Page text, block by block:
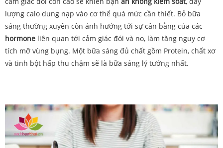
lượng calo dung nạp vào cơ thể quá mức cần thiết. Bỏ bữa
sáng thường xuyên còn ảnh hưởng tới sự cân bằng của các
hormone liên quan tới cảm giác đói và no, làm tăng nguy cơ
tích mỡ vùng bụng. Một bữa sáng đủ chất gồm Protein, chất xơ
và tinh bột hấp thu chậm sẽ là bữa sáng lý tưởng nhất.